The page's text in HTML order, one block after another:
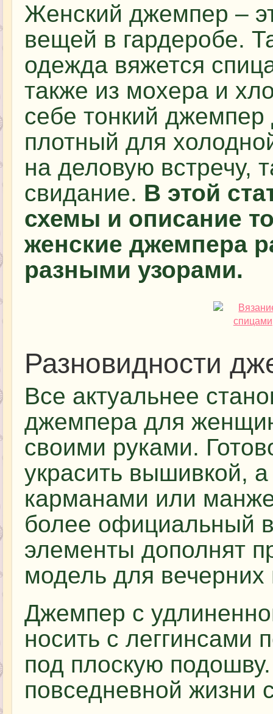
Женский джемпер –
вещей в гардеробе.
одежда вяжется
также из мохера и
себе тонкий
плотный для
на деловую встречу,
свидание. В этой
схемы и описание
женские джемпера
разными узорами.
Разновидности
Все актуальнее
джемпера для
своими руками.
украсить вышивкой,
карманами или
более официальный
элементы дополнят
модель для
Джемпер с
носить с леггинсами
под плоскую
повседневной жизни